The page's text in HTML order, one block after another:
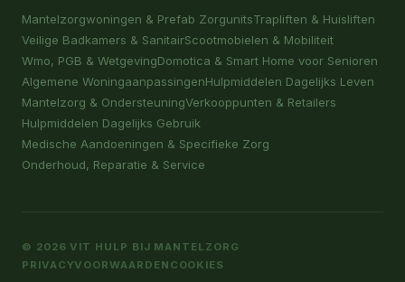
Mantelzorgwoningen & Prefab ZorgunitsTrapliften & Huisliften
Veilige Badkamers & SanitairScootmobielen & Mobiliteit
Wmo, PGB & WetgevingDomotica & Smart Home voor Senioren
Algemene WoningaanpassingenHulpmiddelen Dagelijks Leven
Mantelzorg & OndersteuningVerkooppunten & Retailers
Hulpmiddelen Dagelijks Gebruik
Medische Aandoeningen & Specifieke Zorg
Onderhoud, Reparatie & Service
© 2026 VIT HULP BIJ MANTELZORG
PRIVACYVOORWAARDEN COOKIES